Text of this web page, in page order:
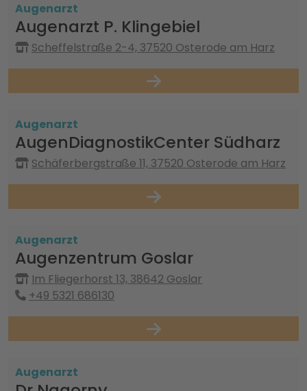
Augenarzt
Augenarzt P. Klingebiel
Scheffelstraße 2-4, 37520 Osterode am Harz
Augenarzt
AugenDiagnostikCenter Südharz
Schäferbergstraße 11, 37520 Osterode am Harz
Augenarzt
Augenzentrum Goslar
Im Fliegerhorst 13, 38642 Goslar
+49 5321 686130
Augenarzt